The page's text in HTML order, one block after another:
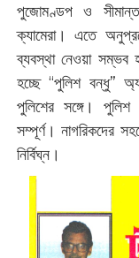
পুজোমণ্ডপ ও
ক্যামেরা। এতে
ব্যবস্থা নেওয়া সম্ভব
হচ্ছে “পুলিশ বন্ধু”
পুলিশের সঙ্গে।
সম্পূর্ণ। নাগরিকদের
নির্বিঘ্ন।